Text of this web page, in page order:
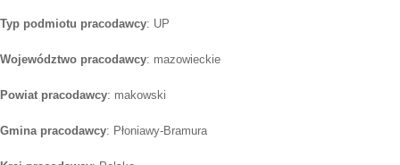
Typ podmiotu pracodawcy: UP
Województwo pracodawcy: mazowieckie
Powiat pracodawcy: makowski
Gmina pracodawcy: Płoniawy-Bramura